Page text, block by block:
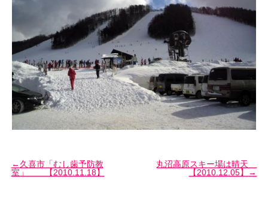
久喜市「むし歯予防教
室」 【2010.11.18】
丸沼高原スキー場は晴天
【2010.12.05】